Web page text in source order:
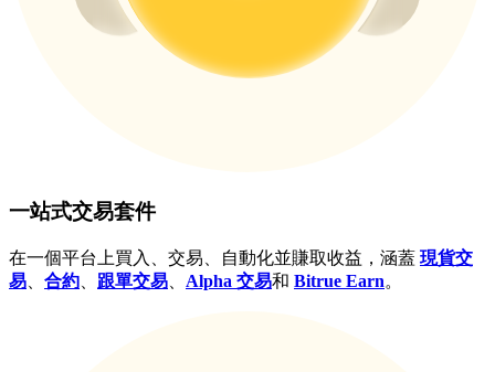
新用戶專享 BTC 6.5% APR
BTC 活期理財、無鎖定期
更多活動
一站式交易套件
在一個平台上買入、交易、自動化並賺取收益，涵蓋 現貨交
易
合約 跟單交易 Alpha 交易和 Bitrue Earn。